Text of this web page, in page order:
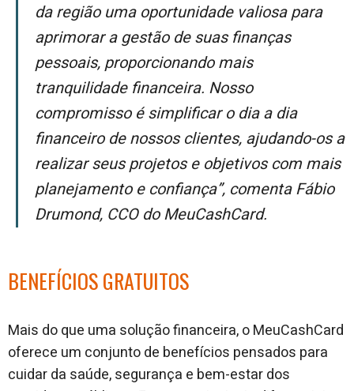
da região uma oportunidade valiosa para
aprimorar a gestão de suas finanças
pessoais, proporcionando mais
tranquilidade financeira. Nosso
compromisso é simplificar o dia a dia
financeiro de nossos clientes, ajudando-os a
realizar seus projetos e objetivos com mais
planejamento e confiança”, comenta Fábio
Drumond, CCO do MeuCashCard.
BENEFÍCIOS GRATUITOS
Mais do que uma solução financeira, o MeuCashCard
oferece um conjunto de benefícios pensados para
cuidar da saúde, segurança e bem-estar dos